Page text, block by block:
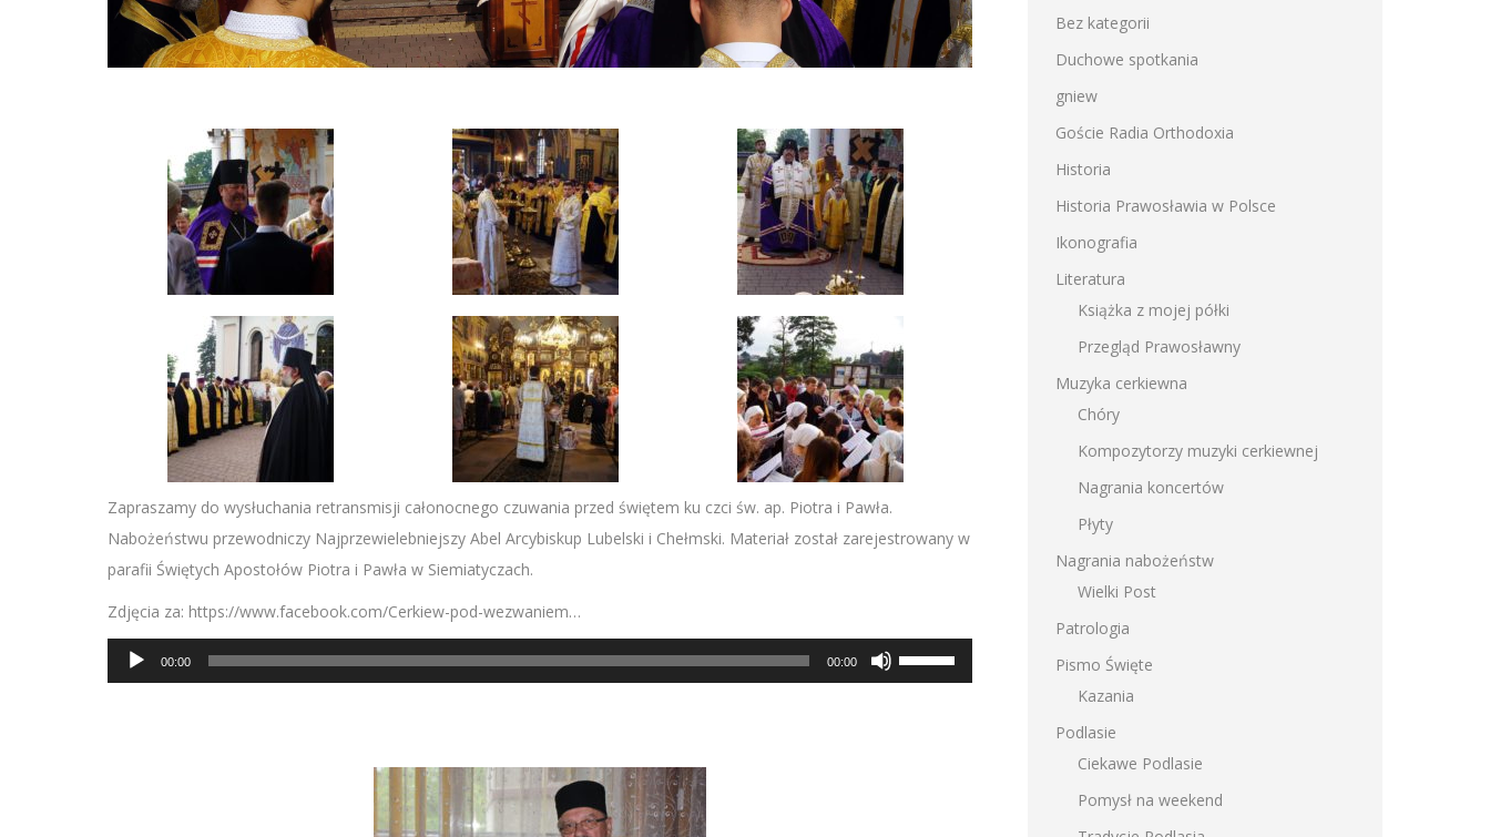
Zapraszamy do wysłuchania retransmisji całonocnego czuwania przed świętem ku czci św. ap. Piotra i Pawła.
Nabożeństwu przewodniczy Najprzewielebniejszy Abel Arcybiskup Lubelski i Chełmski. Materiał został zarejestrowany w
parafii Świętych Apostołów Piotra i Pawła w Siemiatyczach.
Zdjęcia za: https://www.facebook.com/Cerkiew-pod-wezwaniem…
Odtwarzacz
plików
00:00 00:00
Używaj
strzałek
Bez kategorii
Duchowe spotkania
gniew
Goście Radia Orthodoxia
Historia
Historia Prawosławia w Polsce
Ikonografia
Literatura
Książka z mojej półki
Przegląd Prawosławny
Muzyka cerkiewna
Chóry
Kompozytorzy muzyki cerkiewnej
Nagrania koncertów
Płyty
Nagrania nabożeństw
Wielki Post
Patrologia
Pismo Święte
Kazania
Podlasie
Ciekawe Podlasie
Pomysł na weekend